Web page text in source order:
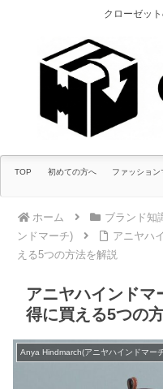
クローゼッ
TOP 初めての方へ ファッション
ホーム ブランド知
ンドマーチ)
アニヤハ
える5つの方法を解説
アニヤハインドマ
得に買える5つの
Anya Hindmarch(アニヤハインドマー